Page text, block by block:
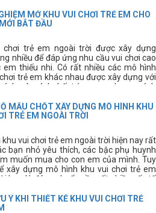
cùng tìm hiểu kĩ hơn về các thiết bị thể
dụng này.
MỞ KHU VUI CHƠI TRẺ EM CHO
BẮT ĐẦU
chơi trẻ em ngoài trời được xây dựng
nhiều để đáp ứng nhu cầu vui chơi cao
em thiếu nhi. Có rất nhiều các mô hình
trẻ em khác nhau được xây dựng với
cách và cách bố trí mang phong cách
ý các bạn cần phải có kinh nghiệm thi
chơi trẻ em.
MẤU CHỐT XÂY DỰNG MÔ HÌNH KHU
TRẺ EM NGOÀI TRỜI
khu vui chơi trẻ em ngoài trời hiện nay rất
bạn nhỏ yêu thích, các bậc phụ huynh
muốn mua cho con em của mình. Tuy
xây dựng mô hình khu vui chơi trẻ em
hợp lý, đúng chuẩn cần rất nhiều yếu tố
Ý KHI THIẾT KẾ KHU VUI CHƠI TRẺ